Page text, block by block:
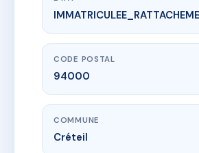
www.vme.plus/
SDC 76-80 Ave Pierre
76-80 av pierre brossolette
CODE POSTAL
94000
COMMUNE
Créteil